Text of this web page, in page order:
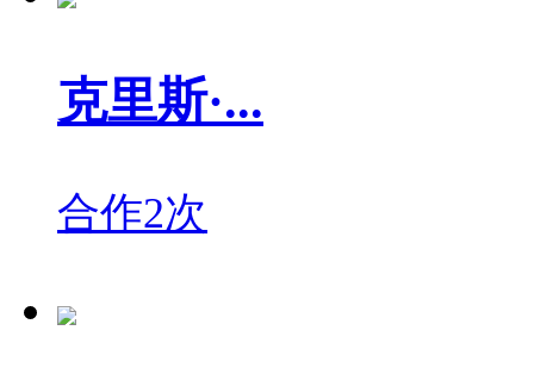
克里斯·...
合作2次